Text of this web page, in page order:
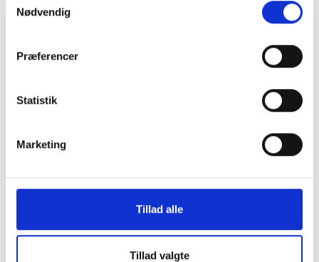
Nødvendig
Præferencer
Statistik
Marketing
Tillad alle
Tillad valgte
Relateret indhold Viden
forsyningssvigt